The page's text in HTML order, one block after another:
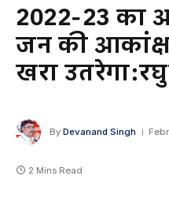
2022-23
जन की
खरा
By Devanand Singh
2 Mins Read